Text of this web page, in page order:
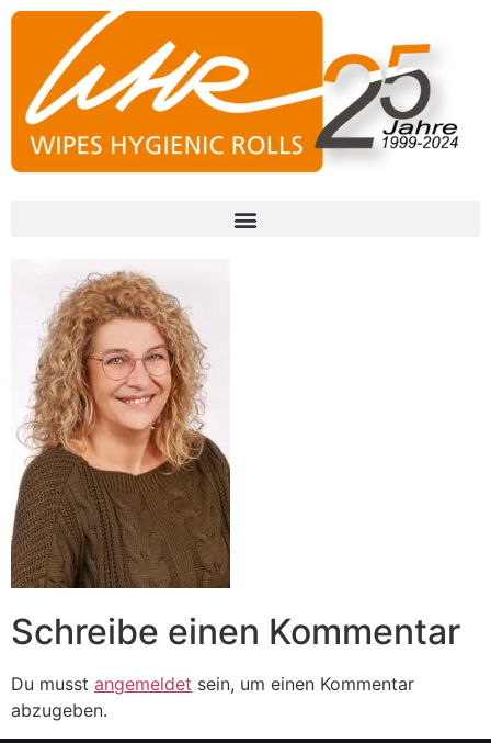
Schreibe einen Kommentar
Du musst angemeldet sein, um einen Kommentar
abzugeben.